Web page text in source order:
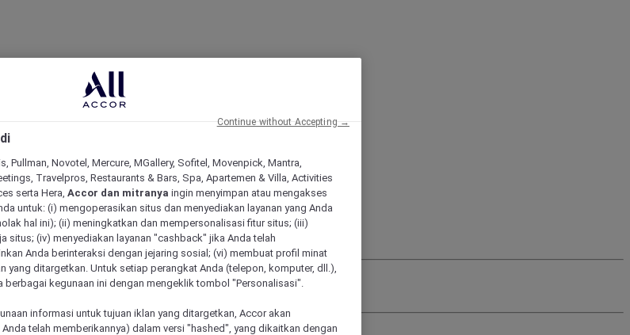
Pullman, Novotel, Mercure, MGallery, Sofitel, Movenpick, Mantra,
Travelpros, Restaurants & Bars, Spa, Apartemen & Villa, Activities
serta Hera, Accor dan mitranya ingin menyimpan atau mengakses
untuk: (i) mengoperasikan situs dan menyediakan layanan yang Anda
hal ini); (ii) meningkatkan dan mempersonalisasi fitur situs; (iii)
situs; (iv) menyediakan layanan "cashback" jika Anda telah
Anda berinteraksi dengan jejaring sosial; (vi) membuat profil minat
yang ditargetkan. Untuk setiap perangkat Anda (telepon, komputer, dll.),
berbagai kegunaan ini dengan mengeklik tombol "Personalisasi".
informasi untuk tujuan iklan yang ditargetkan, Accor akan
telah memberikannya) dalam versi "hashed", yang dikaitkan dengan
Continue without Accepting →